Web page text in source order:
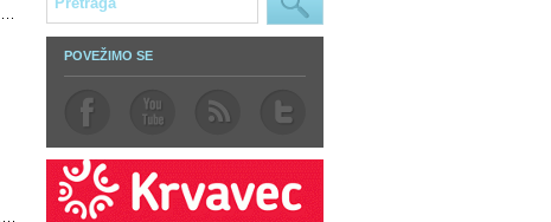
POVEŽIMO SE